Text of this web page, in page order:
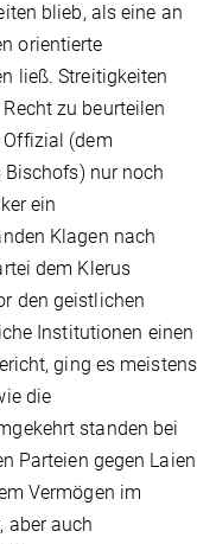
blieb, als eine an
orientierte
ließ. Streitigkeiten
zu beurteilen
(dem
nur noch
ein
Klagen nach
dem Klerus
den geistlichen
Institutionen einen
ging es meistens
die
standen bei
Parteien gegen Laien
Vermögen im
aber auch